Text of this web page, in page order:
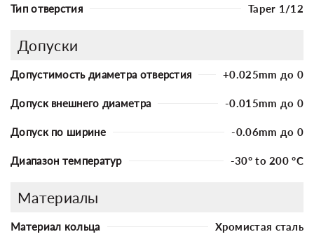
Тип отверстия Taper 1/12
Допуски
Допустимость диаметра отверстия +0.025mm до 0
Допуск внешнего диаметра -0.015mm до 0
Допуск по ширине -0.06mm до 0
Диапазон температур -30° to 200 °C
Материалы
Материал кольца Хромистая сталь